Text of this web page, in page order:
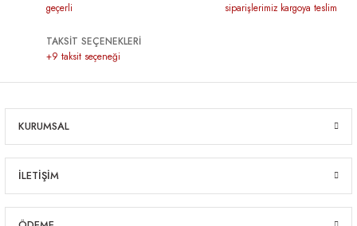
geçerli
siparişlerimiz kargoya teslim
TAKSİT SEÇENEKLERİ
+9 taksit seçeneği
KURUMSAL
İLETİŞİM